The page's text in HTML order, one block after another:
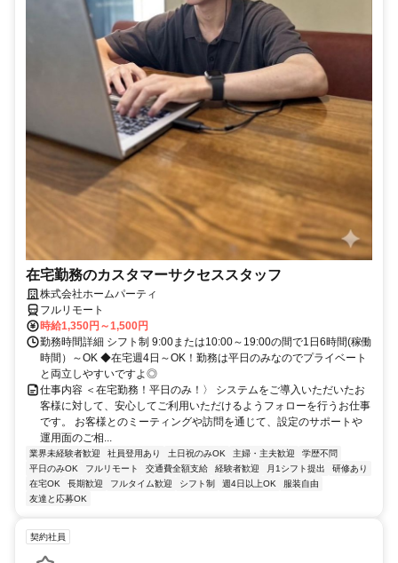
在宅勤務のカスタマーサクセススタッフ
株式会社ホームパーティ
フルリモート
時給1,350円～1,500円
勤務時間詳細 シフト制 9:00または10:00～19:00の間で1日6時間(稼働
時間）～OK ◆在宅週4日～OK！勤務は平日のみなのでプライベート
と両立しやすいですよ◎
仕事内容 ＜在宅勤務！平日のみ！〉 システムをご導入いただいたお
客様に対して、安心してご利用いただけるようフォローを行うお仕事
です。 お客様とのミーティングや訪問を通じて、設定のサポートや
運用面のご相...
業界未経験者歓迎 社員登用あり 土日祝のみOK 主婦・主夫歓迎
学歴不問
平日のみOK
フルリモート 交通費全額支給 経験者歓迎 月1シフト提出
研修あり
在宅OK
長期歓迎 フルタイム歓迎 シフト制 週4日以上OK
服装自由
友達と応募OK
契約社員